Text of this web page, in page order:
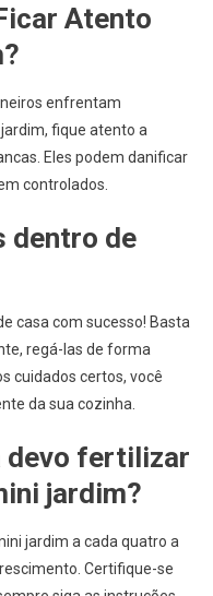
Atento
enfrentam
fique atento a
Eles podem danificar
controlados.
dentro de
casa com sucesso! Basta
regá-las de forma
cuidados certos, você
da sua cozinha.
devo fertilizar
jardim?
jardim a cada quatro a
Certifique-se